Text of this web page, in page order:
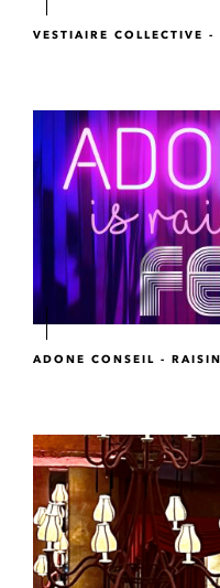
VESTIAIRE COLLECTIVE
ADONE CONSEIL -